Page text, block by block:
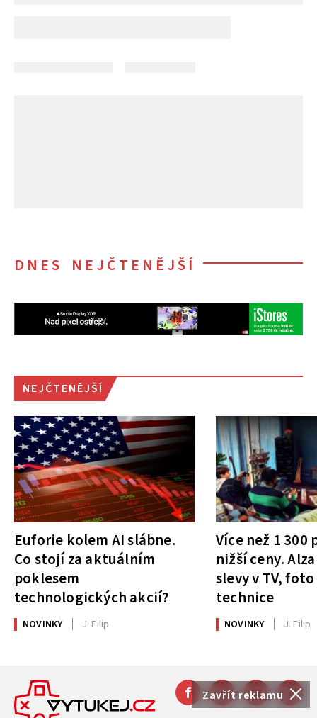
Zavřít reklamu
DNES NEJČTENĚJŠÍ
NEJČTENĚJŠÍ
Euforie kolem AI slábne.
Co stojí za aktuálním
poklesem
technologických akcií?
NOVINKY J. Filip
Více než 1
nižší ceny.
slevy v TV,
technice
NOVINKY J. Filip